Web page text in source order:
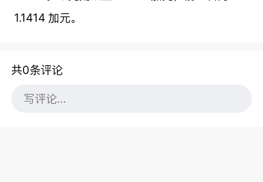
1.1414 加元。
共0条评论